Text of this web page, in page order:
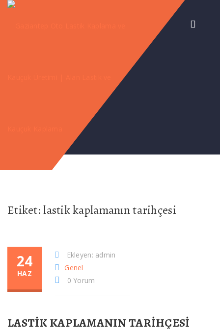
Etiket:lastik kaplamanın tarihçesi
24
HAZ
Ekleyen: admin
Genel
0 Yorum
LASTIK KAPLAMANIN TARIHÇESI